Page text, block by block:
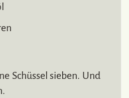
Schüssel sieben. Und